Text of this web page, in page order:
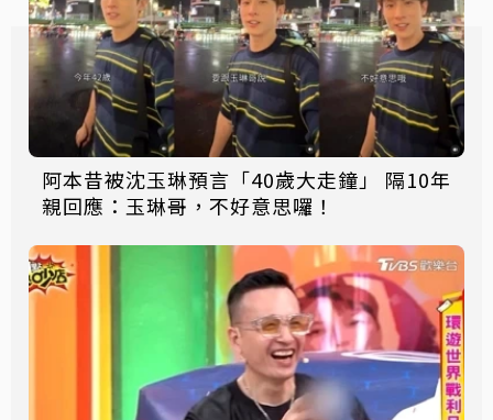
阿本昔被沈玉琳預言「40歲大走鐘」 隔10年
親回應：玉琳哥，不好意思囉！